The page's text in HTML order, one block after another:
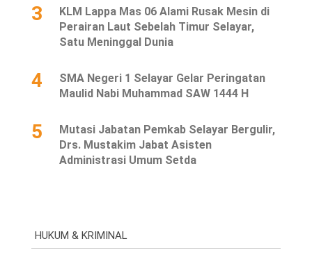
3
KLM Lappa Mas 06 Alami Rusak Mesin di
Perairan Laut Sebelah Timur Selayar,
Satu Meninggal Dunia
4
SMA Negeri 1 Selayar Gelar Peringatan
Maulid Nabi Muhammad SAW 1444 H
5
Mutasi Jabatan Pemkab Selayar Bergulir,
Drs. Mustakim Jabat Asisten
Administrasi Umum Setda
HUKUM & KRIMINAL